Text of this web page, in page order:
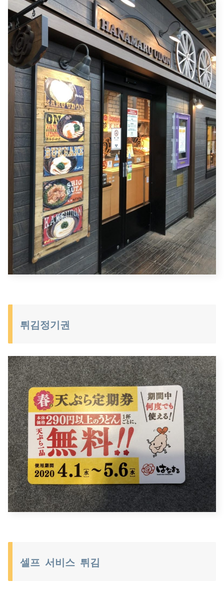
튀김정기권
셀프 서비스 튀김